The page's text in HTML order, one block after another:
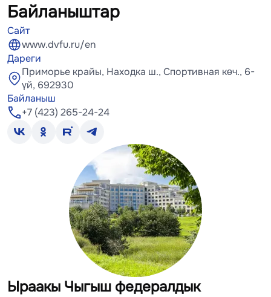
Байланыштар
Сайт
www.dvfu.ru/en
Дареги
Приморье крайы, Находка ш., Спортивная көч., 6-
үй, 692930
Байланыш
+7 (423) 265-24-24
Ыраакы Чыгыш федералдык